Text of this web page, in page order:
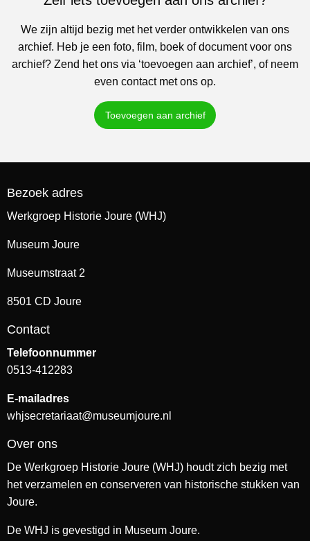
We zijn altijd bezig met het verder ontwikkelen van ons
archief. Heb je een foto, film, boek of document voor ons
archief? Zend het ons via ‘toevoegen aan archief’, of neem
even contact met ons op.
Toevoegen aan archief
Bezoek adres
Werkgroep Historie Joure (WHJ)
Museum Joure
Museumstraat 2
8501 CD Joure
Contact
Telefoonnummer
0513-412283
E-mailadres
whjsecretariaat@museumjoure.nl
Over ons
De Werkgroep Historie Joure (WHJ) houdt zich bezig met
het verzamelen en conserveren van historische stukken van
Joure.
De WHJ is gevestigd in Museum Joure.